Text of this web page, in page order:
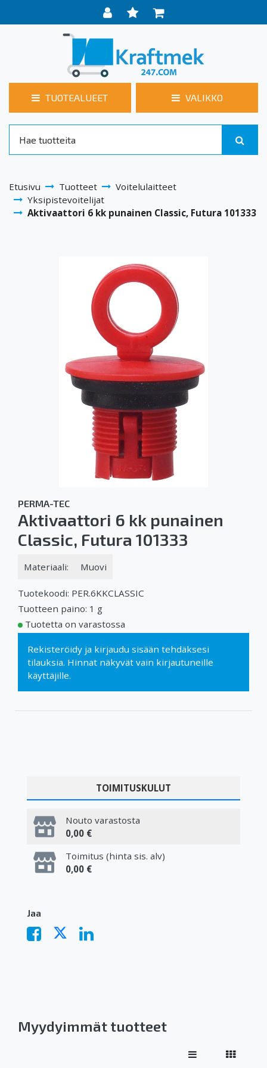
TUOTEALUEET VALIKKO
Etusivu Tuotteet
Voitelulaitteet
Yksipistevoitelijat
Aktivaattori 6 kk punainen Classic, Futura 101333
PERMA-TEC
Aktivaattori 6 kk punainen
Classic, Futura 101333
Materiaali: Muovi
Tuotekoodi: PER.6KKCLASSIC
Tuotteen paino: 1 g
Tuotetta on varastossa
Rekisteröidy ja kirjaudu sisään tehdäksesi
tilauksia. Hinnat näkyvät vain kirjautuneille
käyttäjille.
TOIMITUSKULUT
Nouto varastosta
0,00 €
Toimitus (hinta sis. alv)
0,00 €
Jaa
Myydyimmät tuotteet